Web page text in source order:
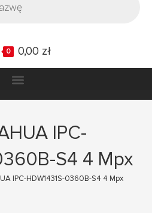
0 0,00 zł
IPC-
S4 4 Mpx
IPC-HDW1431S-0360B-S4 4 Mpx